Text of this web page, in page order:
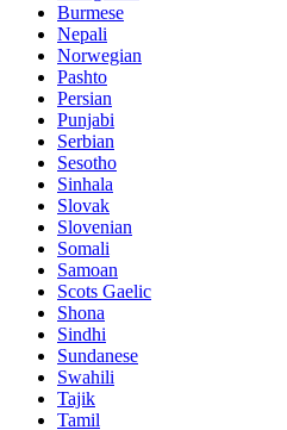
Burmese
Nepali
Norwegian
Pashto
Persian
Punjabi
Serbian
Sesotho
Sinhala
Slovak
Slovenian
Somali
Samoan
Scots Gaelic
Shona
Sindhi
Sundanese
Swahili
Tajik
Tamil